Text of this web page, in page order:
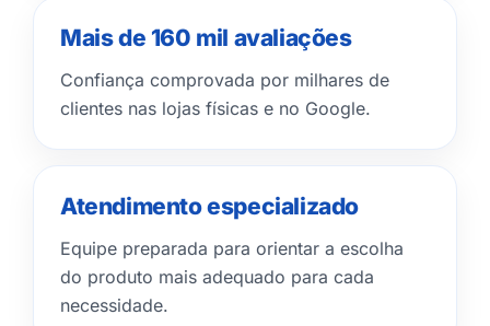
Mais de 160 mil avaliações
Confiança comprovada por milhares de
clientes nas lojas físicas e no Google.
Atendimento especializado
Equipe preparada para orientar a escolha
do produto mais adequado para cada
necessidade.